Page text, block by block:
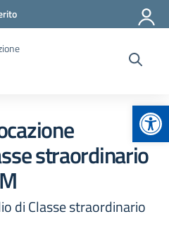
straordinario
di Classe straordinario